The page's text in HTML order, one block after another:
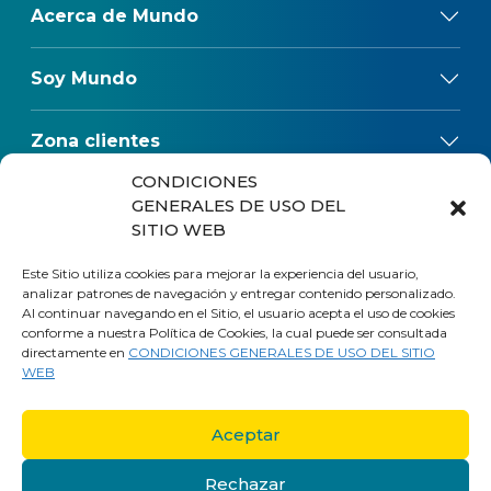
CONDICIONES
GENERALES DE USO DEL
SITIO WEB
Este Sitio utiliza cookies para mejorar la experiencia del usuario,
analizar patrones de navegación y entregar contenido personalizado.
Al continuar navegando en el Sitio, el usuario acepta el uso de cookies
conforme a nuestra Política de Cookies, la cual puede ser consultada
directamente en CONDICIONES GENERALES DE USO DEL SITIO
WEB
Aceptar
Rechazar
Acerca de Mundo
Soy Mundo
Zona clientes
Regulaciones